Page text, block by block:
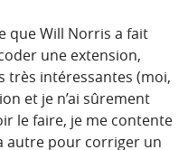
que Will Norris a fait
une extension,
très intéressantes (moi,
et je n’ai sûrement
le faire, je me contente
autre pour corriger un